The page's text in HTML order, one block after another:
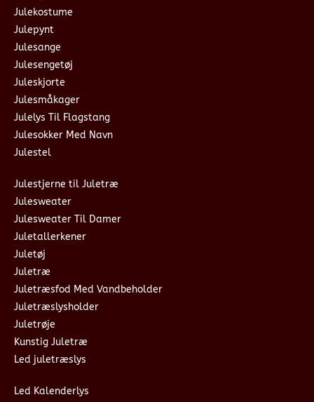
Julekostume
Julepynt
Julesange
Julesengetøj
Juleskjorte
Julesmåkager
Julelys Til Flagstang
Julesokker Med Navn
Julestel
Julestjerne til Juletræ
Julesweater
Julesweater Til Damer
Juletallerkener
Juletøj
Juletræ
Juletræsfod Med Vandbeholder
Juletræslysholder
Juletrøje
Kunstig Juletræ
Led juletræslys
Led Kalenderlys